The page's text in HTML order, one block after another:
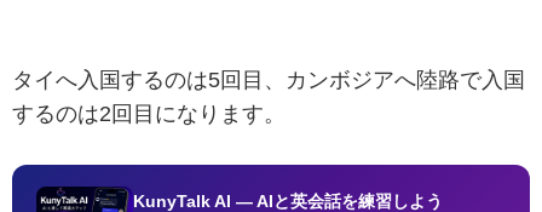
タイへ入国するのは5回目、カンボジアへ陸路で入国
するのは2回目になります。
KunyTalk AI — AIと英会話を練習しよう